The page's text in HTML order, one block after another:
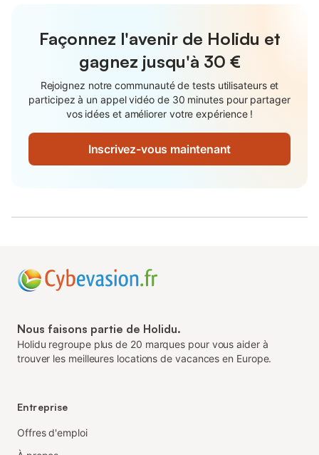
Façonnez l'avenir de Holidu et
gagnez jusqu'à 30 €
Rejoignez notre communauté de tests utilisateurs et
participez à un appel vidéo de 30 minutes pour partager
vos idées et améliorer votre expérience !
Inscrivez-vous maintenant
Nous faisons partie de Holidu.
Holidu regroupe plus de 20 marques pour vous aider à
trouver les meilleures locations de vacances en Europe.
Entreprise
Offres d'emploi